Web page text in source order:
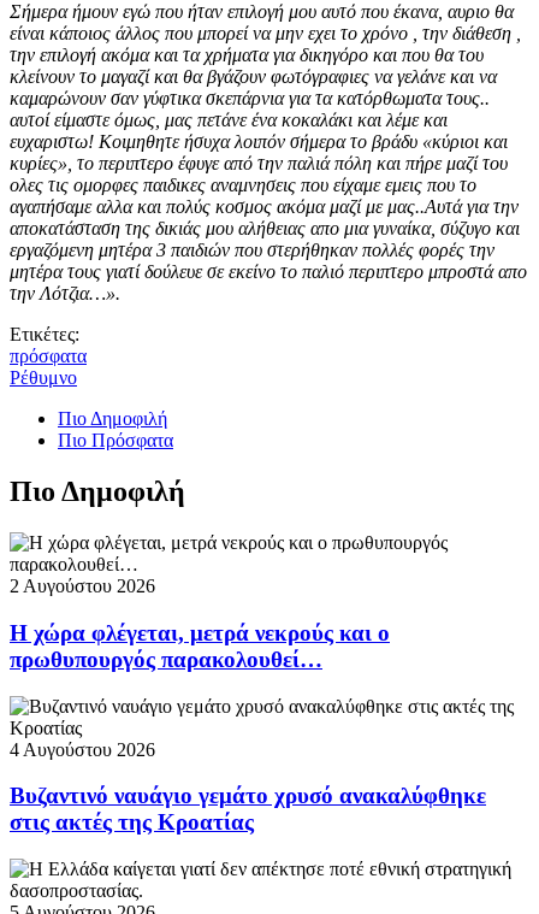
Σήμερα ήμουν εγώ που ήταν επιλογή μου αυτό που έκανα, αυριο θα
είναι κάποιος άλλος που μπορεί να μην εχει το χρόνο , την διάθεση ,
την επιλογή ακόμα και τα χρήματα για δικηγόρο και που θα του
κλείνουν το μαγαζί και θα βγάζουν φωτόγραφιες να γελάνε και να
καμαρώνουν σαν γύφτικα σκεπάρνια για τα κατόρθωματα τους..
αυτοί είμαστε όμως, μας πετάνε ένα κοκαλάκι και λέμε και
ευχαριστω! Κοιμηθητε ήσυχα λοιπόν σήμερα το βράδυ «κύριοι και
κυρίες», το περιπτερο έφυγε από την παλιά πόλη και πήρε μαζί του
ολες τις ομορφες παιδικες αναμνησεις που είχαμε εμεις που το
αγαπήσαμε αλλα και πολύς κοσμος ακόμα μαζί με μας..Αυτά για την
αποκατάσταση της δικιάς μου αλήθειας απο μια γυναίκα, σύζυγο και
εργαζόμενη μητέρα 3 παιδιών που στερήθηκαν πολλές φορές την
μητέρα τους γιατί δούλευε σε εκείνο το παλιό περιπτερο μπροστά απο
την Λότζια…».
Ετικέτες:
πρόσφατα
Ρέθυμνο
Πιο Δημοφιλή
Πιο Πρόσφατα
Πιο Δημοφιλή
2 Αυγούστου 2026
Η χώρα φλέγεται, μετρά νεκρούς και ο
πρωθυπουργός παρακολουθεί…
4 Αυγούστου 2026
Βυζαντινό ναυάγιο γεμάτο χρυσό ανακαλύφθηκε
στις ακτές της Κροατίας